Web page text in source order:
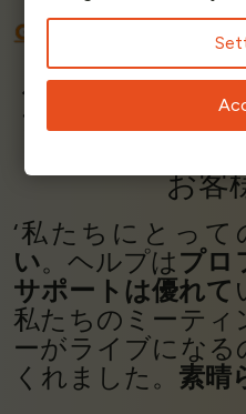
G SOURCEFORGE
待
使いやすさNo.1。5.0/5
アです。すべての指標
お客
‘私たちにとって
い。ヘルプはプロ
サポートは優れて
私たちのミーティ
ーがライブになる
くれました。 素晴